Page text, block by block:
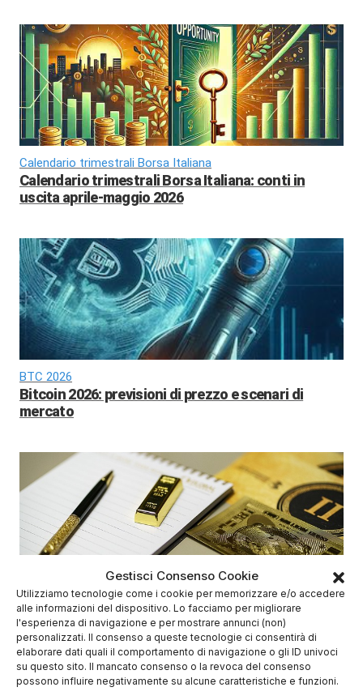
Gestisci Consenso Cookie
Utilizziamo tecnologie come i cookie per memorizzare e/o accedere
alle informazioni del dispositivo. Lo facciamo per migliorare
l'esperienza di navigazione e per mostrare annunci (non)
personalizzati. Il consenso a queste tecnologie ci consentirà di
elaborare dati quali il comportamento di navigazione o gli ID univoci
su questo sito. Il mancato consenso o la revoca del consenso
possono influire negativamente su alcune caratteristiche e funzioni.
Calendario trimestrali Borsa Italiana
Calendario trimestrali Borsa Italiana: conti in
uscita aprile-maggio 2026
BTC 2026
Bitcoin 2026: previsioni di prezzo e scenari di
mercato
Prezzo Oro
Oro verso 6.000 dollari? Le nuove previsioni di Wall
Street sorprendono gli investitori